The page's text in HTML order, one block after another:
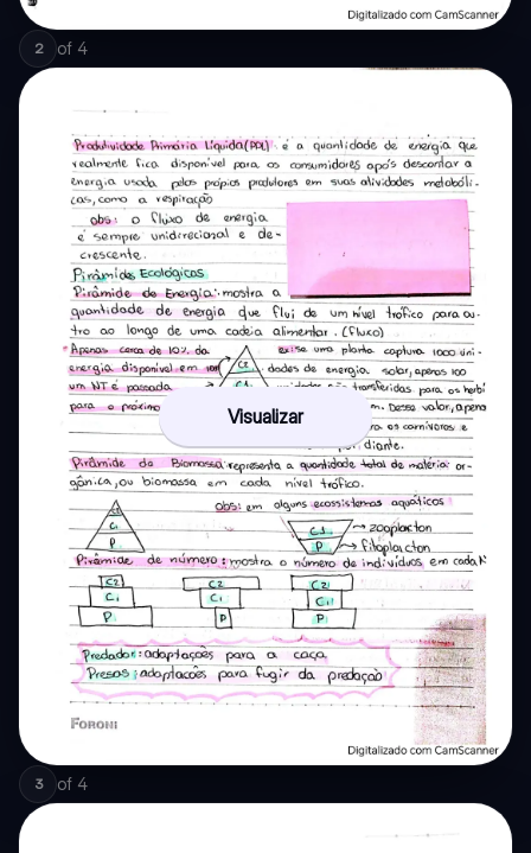
2 of 4
Visualizar
3 of 4